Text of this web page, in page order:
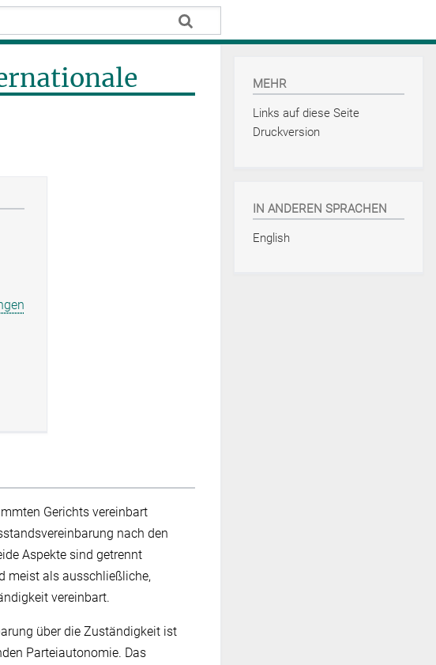
Gerichts vereinbart
nach den
Aspekte sind getrennt
meist als ausschließliche,
vereinbart.
über die Zuständigkeit ist
Parteiautonomie. Das
MEHR
Links auf diese Seite
Druckversion
IN ANDEREN SPRACHEN
English